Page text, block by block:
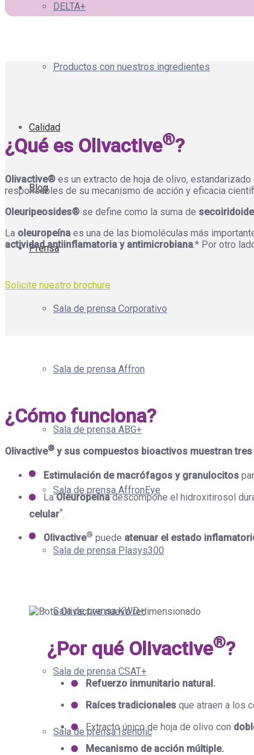
DELTA+
Productos con nuestros ingredientes
Calidad
Blog
Prensa
Sala de prensa Corporativo
Sala de prensa Affron
Sala de prensa ABG+
Sala de prensa AffronEye
Sala de prensa Plasys300
Sala de prensa KWD+
Sala de prensa CSAT+
Sala de prensa Isenolic
¿Qué es Olivactive®?
Olivactive® es un extracto de hoja de olivo, estandarizado
responsables de su mecanismo de acción y eficacia
Oleuripeosides® se define como la suma de
La oleuropeína es una de las biomoléculas más
actividad antiinflamatoria y antimicrobiana.* Por otro
Solicite nuestro brochure
¿Cómo funciona?
Olivactive® y sus compuestos bioactivos muestran
Estimulación de macrófagos y granulocitos
LaOleuropeínadescompone el hidroxitirosol
celular*.
Olivactive® puede atenuar el estado
¿Por qué Olivactive®?
Refuerzo inmunitario natural.
Raíces tradicionales que atraen a los
Extracto único de hoja de olivo con
Mecanismo de acción múltiple.